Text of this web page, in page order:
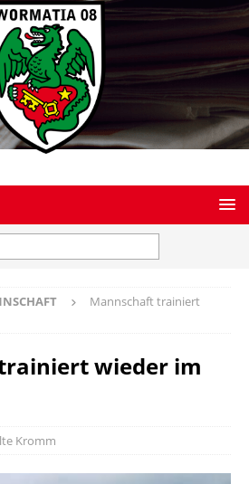
Mannschaft trainiert
wieder im
Kromm